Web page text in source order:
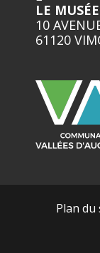
LE
10
61120
Plan du